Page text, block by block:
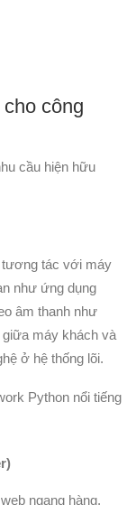
công
cầu hiện hữu
tương tác với máy
như ứng dụng
âm thanh như
máy khách và
ở hệ thống lõi.
Python nổi tiếng
ngang hàng,